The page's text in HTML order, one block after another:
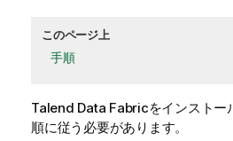
このページ上
手順
Talend Data Fabricをインストー
順に従う必要があります。